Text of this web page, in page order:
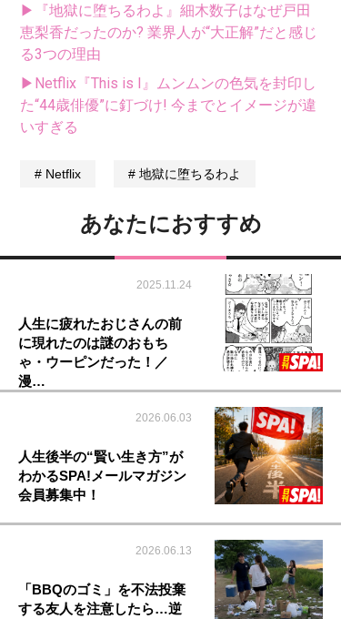
▶『地獄に堕ちるわよ』細木数子はなぜ戸田
恵梨香だったのか? 業界人が“大正解”だと感じ
る3つの理由
▶Netflix『This is I』ムンムンの色気を封印し
た“44歳俳優”に釘づけ! 今までとイメージが違
いすぎる
Netflix 地獄に堕ちるわよ
あなたにおすすめ
2025.11.24
人生に疲れたおじさんの前
に現れたのは謎のおもち
ゃ・ウーピンだった！／
漫…
2026.06.03
人生後半の“賢い生き方”が
わかるSPA!メールマガジン
会員募集中！
2026.06.13
「BBQのゴミ」を不法投棄
する友人を注意したら…逆